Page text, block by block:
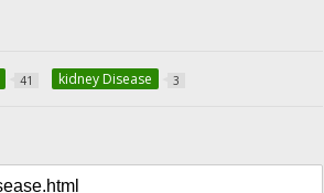
41 kidney Disease 3